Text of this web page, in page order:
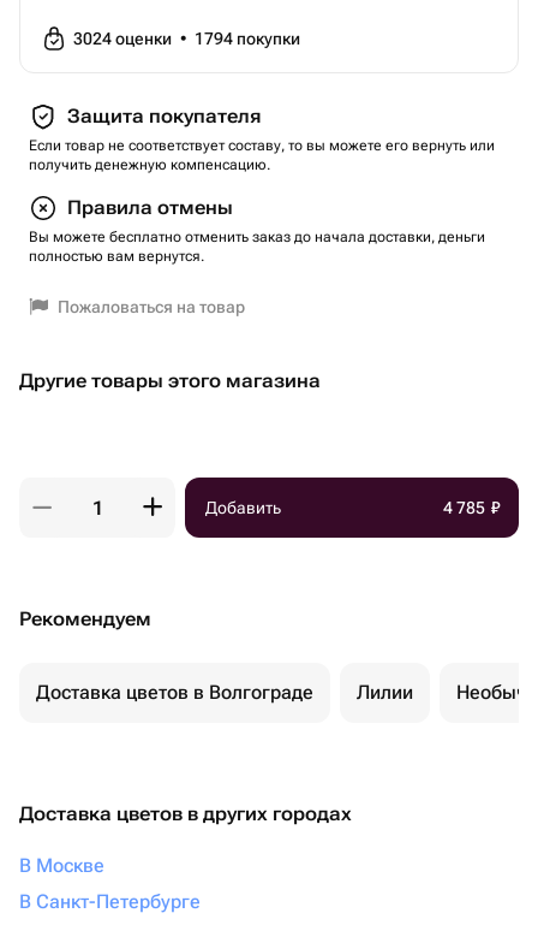
3024оценки • 1794 покупки
Защита покупателя
Если товар не соответствует составу, то вы можете его вернуть или
получить денежную компенсацию.
Правила отмены
Вы можете бесплатно отменить заказ до начала доставки, деньги
полностью вам вернутся.
Пожаловаться на товар
Другие товары этого магазина
Добавить 4 785 ₽
Рекомендуем
Доставка цветов в Волгограде Лилии
Доставка цветов в других городах
В Москве
В Санкт-Петербурге